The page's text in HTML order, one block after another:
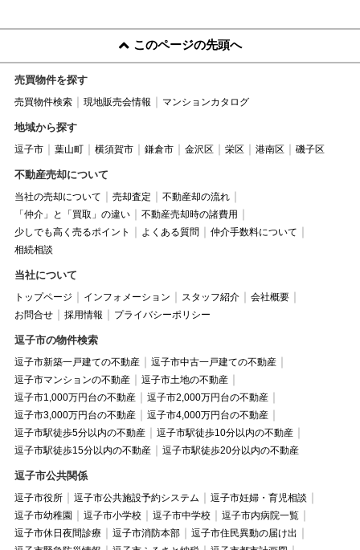
このページの先頭へ
売買物件を探す
売買物件検索 現地販売会情報 マンションカタログ
地域から探す
逗子市 葉山町 横須賀市 鎌倉市 金沢区 栄区 港南区 磯子区
不動産売却について
当社の売却について 売却査定
不動産却の流れ
「仲介」と「買取」の違い
不動産売却時の諸費用
少しでも高く売るポイント
よくある質問
仲介手数料について
相続相談
当社について
トップページ インフォメーション スタッフ紹介
会社概要
お問合せ
採用情報 プライバシーポリシー
逗子市の物件検索
逗子市新築一戸建ての不動産
逗子市中古一戸建ての不動産
逗子市マンションの不動産
逗子市土地の不動産
逗子市1,000万円台の不動産
逗子市2,000万円台の不動産
逗子市3,000万円台の不動産
逗子市4,000万円台の不動産
逗子市駅徒歩5分以内の不動産
逗子市駅徒歩10分以内の不動産
逗子市駅徒歩15分以内の不動産
逗子市駅徒歩20分以内の不動産
逗子市公共関係
逗子市役所 逗子市公共施設予約システム
逗子市妊婦・育児相談
逗子市幼稚園
逗子市小学校 逗子市中学校
逗子市内病院一覧
逗子市休日夜間診療
逗子市消防本部
逗子市住民異動の届け出